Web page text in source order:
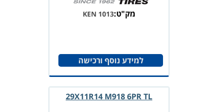
מק"ט:KEN 1013
למידע נוסף ורכישה
29X11R14 M918 6PR TL